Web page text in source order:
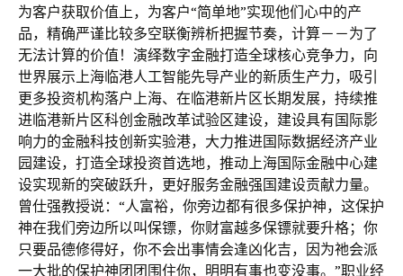
为客户获取价值上，为客户“简单地”实现他们心中的产
品，精确严谨比较多空联衡辨析把握节奏，计算－－为了
无法计算的价值！演绎数字金融打造全球核心竞争力，向
世界展示上海临港人工智能先导产业的新质生产力，吸引
更多投资机构落户上海、在临港新片区长期发展，持续推
进临港新片区科创金融改革试验区建设，建设具有国际影
响力的金融科技创新实验港，大力推进国际数据经济产业
园建设，打造全球投资首选地，推动上海国际金融中心建
设实现新的突破跃升，更好服务金融强国建设贡献力量。
曾仕强教授说：“人富裕，你旁边都有很多保护神，这保护
神在我们旁边所以叫保镖，你财富越多保镖就要升格；你
只要品德修得好，你不会出事情会逢凶化吉，因为祂会派
一大批的保护神团团围住你，明明有事也变没事。”职业经